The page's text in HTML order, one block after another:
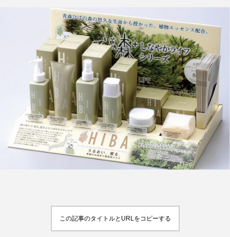
SNSの「加工顔」と美容医療｜AI
がもたらす可能性とこれから
2026.07.13
GWI調査から読み解く2030年の
都市型スパ――身近なウェルネ
の次世代モデル
2026.08.06
注目の企画
TAG LIST タグ一覧
この記事のタイトルとURLをコピーする